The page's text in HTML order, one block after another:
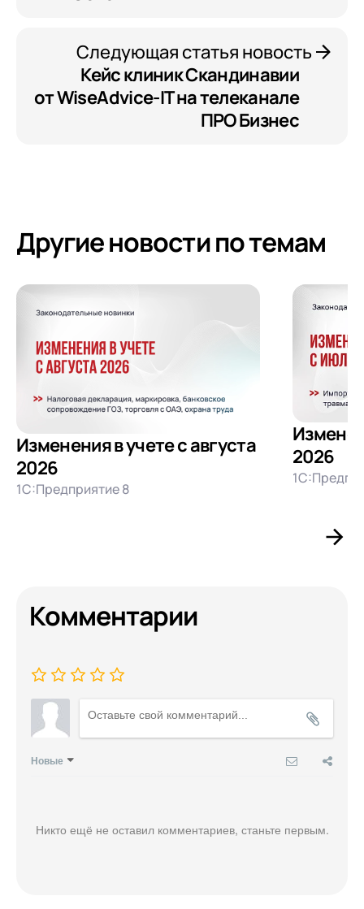
Следующая статья новость
Кейс клиник Скандинавии
от WiseAdvice-IT на телеканале
ПРО Бизнес
Другие новости по темам
Изменения в учете с августа
2026
1С:Предприятие 8
2026
Комментарии
Новые
Никто ещё не оставил комментариев, станьте первым.